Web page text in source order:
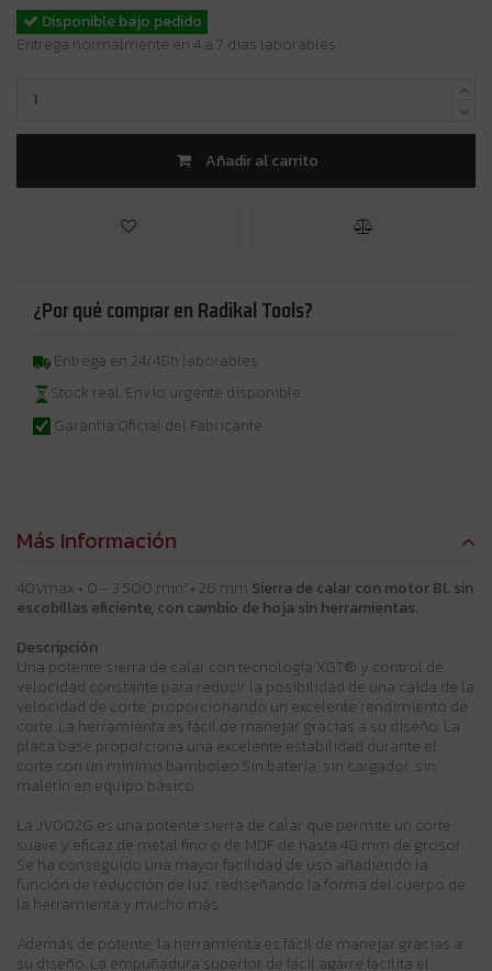
Disponible bajo pedido
Entrega normalmente en 4 a 7 días laborables.
Añadir al carrito
¿Por qué comprar en Radikal Tools?
Entrega en 24/48h laborables
Stock real. Envío urgente disponible
Garantia Oficial del Fabricante
Más Información
40Vmax • 0 - 3.500 minˉ¹ • 26 mm Sierra de calar con motor BL sin
escobillas eficiente, con cambio de hoja sin herramientas.
Descripción
Una potente sierra de calar con tecnología XGT® y control de
velocidad constante para reducir la posibilidad de una caída de la
velocidad de corte, proporcionando un excelente rendimiento de
corte. La herramienta es fácil de manejar gracias a su diseño. La
placa base proporciona una excelente estabilidad durante el
corte con un mínimo bamboleo.Sin batería, sin cargador, sin
maletín en equipo básico.
La JV002G es una potente sierra de calar que permite un corte
suave y eficaz de metal fino o de MDF de hasta 48 mm de grosor.
Se ha conseguido una mayor facilidad de uso añadiendo la
función de reducción de luz, rediseñando la forma del cuerpo de
la herramienta y mucho más.
Además de potente, la herramienta es fácil de manejar gracias a
su diseño. La empuñadura superior de fácil agarre facilita el